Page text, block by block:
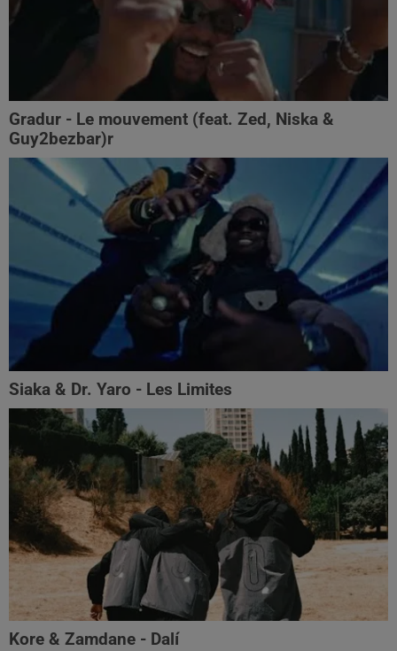
Gradur - Le mouvement (feat. Zed, Niska &
Guy2bezbar)r
Siaka & Dr. Yaro - Les Limites
Kore & Zamdane - Dalí